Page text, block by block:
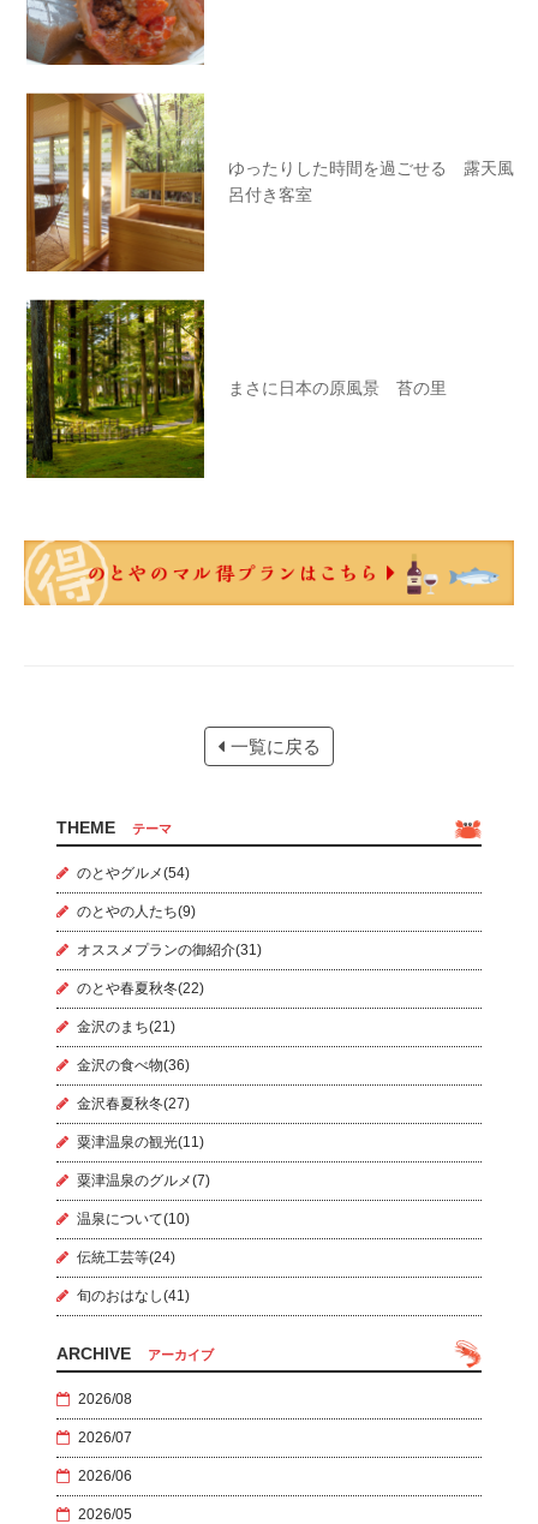
ゆったりした時間を過ごせる 露天風
呂付き客室
まさに日本の原風景 苔の里
一覧に戻る
THEMEテーマ
のとやグルメ(54)
のとやの人たち(9)
オススメプランの御紹介(31)
のとや春夏秋冬(22)
金沢のまち(21)
金沢の食べ物(36)
金沢春夏秋冬(27)
粟津温泉の観光(11)
粟津温泉のグルメ(7)
温泉について(10)
伝統工芸等(24)
旬のおはなし(41)
ARCHIVE アーカイブ
2026/08
2026/07
2026/06
2026/05